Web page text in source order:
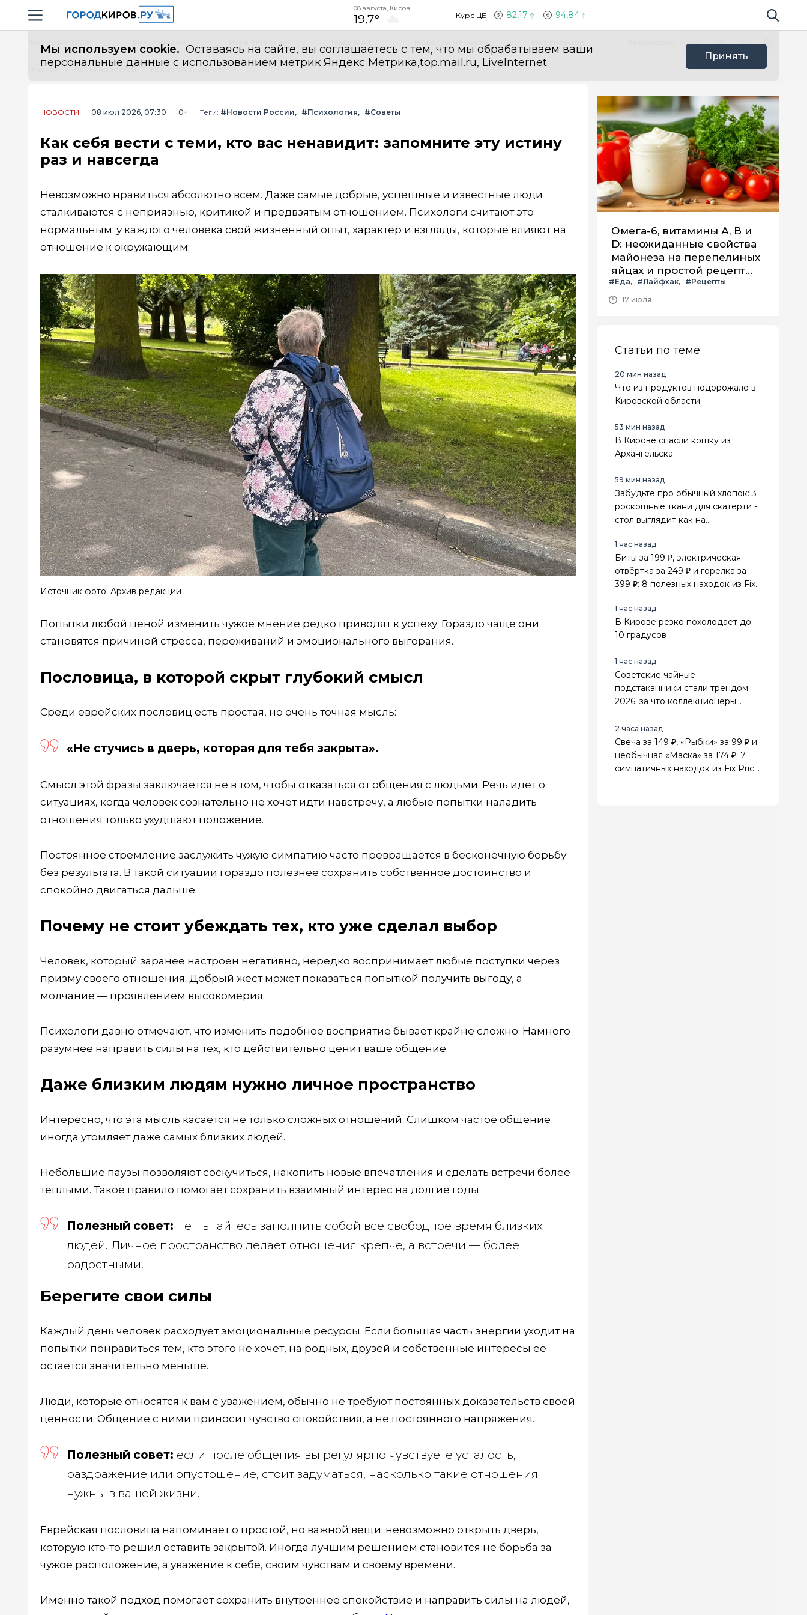
Навигация сайта
08 августа, Киров
19,7° Курс ЦБ 82,17 94,84 Поиск по
Мы используем cookie. Оставаясь на сайте, вы соглашаетесь с тем, что мы обрабатываем ваши
персональные данные с использованием метрик Яндекс Метрика,top.mail.ru, LiveInternet.
Принять
Все новости
Главная Лента новостей
НОВОСТИ 08 июл 2026, 07:30 0+ Теги: #Новости России #Психология #Советы
Как себя вести с теми, кто вас ненавидит: запомните эту истину
раз и навсегда
Невозможно нравиться абсолютно всем. Даже самые добрые, успешные и известные люди
сталкиваются с неприязнью, критикой и предвзятым отношением. Психологи считают это
нормальным: у каждого человека свой жизненный опыт, характер и взгляды, которые влияют на
отношение к окружающим.
Источник фото: Архив редакции
Попытки любой ценой изменить чужое мнение редко приводят к успеху. Гораздо чаще они
становятся причиной стресса, переживаний и эмоционального выгорания.
Пословица, в которой скрыт глубокий смысл
Среди еврейских пословиц есть простая, но очень точная мысль:
«Не стучись в дверь, которая для тебя закрыта».
Смысл этой фразы заключается не в том, чтобы отказаться от общения с людьми. Речь идет о
ситуациях, когда человек сознательно не хочет идти навстречу, а любые попытки наладить
отношения только ухудшают положение.
Постоянное стремление заслужить чужую симпатию часто превращается в бесконечную борьбу
без результата. В такой ситуации гораздо полезнее сохранить собственное достоинство и
спокойно двигаться дальше.
Почему не стоит убеждать тех, кто уже сделал выбор
Человек, который заранее настроен негативно, нередко воспринимает любые поступки через
призму своего отношения. Добрый жест может показаться попыткой получить выгоду, а
молчание — проявлением высокомерия.
Психологи давно отмечают, что изменить подобное восприятие бывает крайне сложно. Намного
разумнее направить силы на тех, кто действительно ценит ваше общение.
Даже близким людям нужно личное пространство
Интересно, что эта мысль касается не только сложных отношений. Слишком частое общение
иногда утомляет даже самых близких людей.
Небольшие паузы позволяют соскучиться, накопить новые впечатления и сделать встречи более
теплыми. Такое правило помогает сохранить взаимный интерес на долгие годы.
Полезный совет: не пытайтесь заполнить собой все свободное время близких
людей. Личное пространство делает отношения крепче, а встречи — более
радостными.
Берегите свои силы
Каждый день человек расходует эмоциональные ресурсы. Если большая часть энергии уходит на
попытки понравиться тем, кто этого не хочет, на родных, друзей и собственные интересы ее
остается значительно меньше.
Люди, которые относятся к вам с уважением, обычно не требуют постоянных доказательств своей
ценности. Общение с ними приносит чувство спокойствия, а не постоянного напряжения.
Полезный совет: если после общения вы регулярно чувствуете усталость,
раздражение или опустошение, стоит задуматься, насколько такие отношения
нужны в вашей жизни.
Еврейская пословица напоминает о простой, но важной вещи: невозможно открыть дверь,
которую кто-то решил оставить закрытой. Иногда лучшим решением становится не борьба за
чужое расположение, а уважение к себе, своим чувствам и своему времени.
Именно такой подход помогает сохранить внутреннее спокойствие и направить силы на людей,
Омега-6, витамины А, В и
D: неожиданные свойства
майонеза на перепелиных
яйцах и простой рецепт
летнего салата с ним
#Еда #Лайфхак
#Рецепты
17 июля
Статьи по теме:
20 мин назад
Что из продуктов подорожало в
Кировской области
53 мин назад
В Кирове спасли кошку из
Архангельска
59 мин назад
Забудьте про обычный хлопок: 3
роскошные ткани для скатерти -
стол выглядит как на
1 час назад
Биты за 199 ₽, электрическая
отвёртка за 249 ₽ и горелка за
399 ₽: 8 полезных находок из Fix
1 час назад
В Кирове резко похолодает до
10 градусов
1 час назад
Советские чайные
подстаканники стали трендом
2026: за что коллекционеры
2 часа назад
Свеча за 149 ₽, «Рыбки» за 99 ₽ и
необычная «Маска» за 174 ₽: 7
симпатичных находок из Fix Price